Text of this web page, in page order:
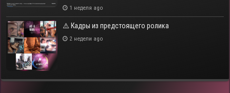
1 неделя ago
⚠️ Кадры из предстоящего ролика
2 недели ago